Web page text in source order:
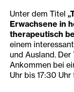
Unter dem Titel
Erwachsene in
therapeutisch
einem
und Ausland.
Ankommen bei
Uhr bis 17:30